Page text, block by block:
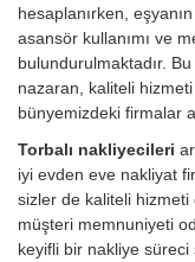
hesaplanırken,
asansör kullanımı ve
bulundurulmaktadır.
nazaran, kaliteli hizmeti
bünyemizdeki firmalar
Torbalı nakliyecileri
iyi evden eve nakliyat
sizler de kaliteli
müşteri memnuniyeti
keyifli bir nakliye süreci